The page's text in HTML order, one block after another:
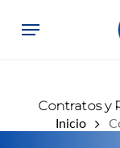
Menu
Contratos y
Inicio